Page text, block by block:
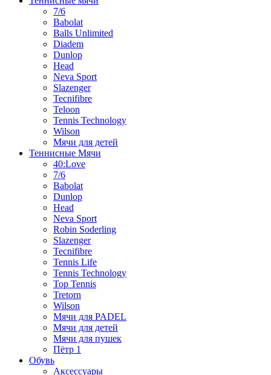
7/6
Babolat
Balls Unlimited
Diadem
Dunlop
Head
Neva Sport
Slazenger
Tecnifibre
Teloon
Tennis Technology
Wilson
Мячи для детей
Теннисные Мячи
40:Love
7/6
Babolat
Dunlop
Head
Neva Sport
Robin Soderling
Slazenger
Tecnifibre
Tennis Life
Tennis Technology
Top Tennis
Tretorn
Wilson
Мячи для PADEL
Мячи для детей
Мячи для пушек
Пётр 1
Обувь
Аксессуары